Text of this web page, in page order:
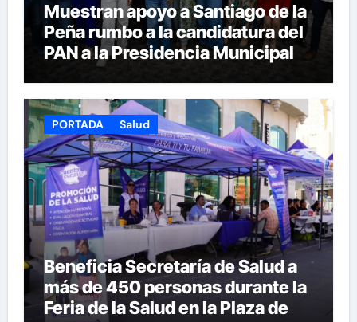
Muestran apoyo a Santiago de la
Peña rumbo a la candidatura del
PAN a la Presidencia Municipal
PORTADA Salud
Beneficia Secretaría de Salud a
más de 450 personas durante la
Feria de la Salud en la Plaza de